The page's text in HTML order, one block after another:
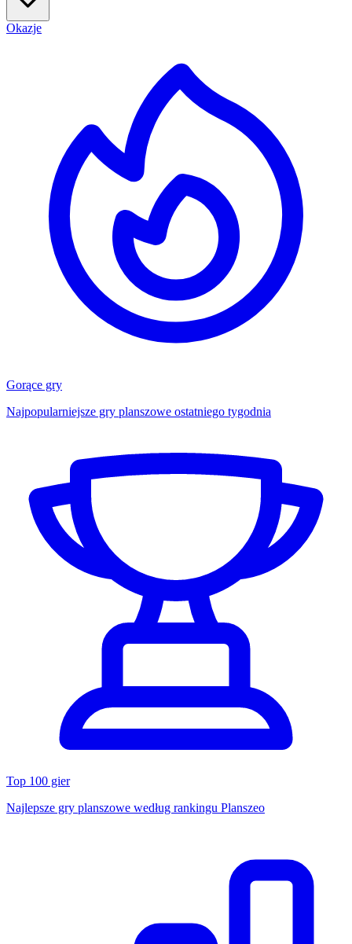
Okazje
Gorące gry
Najpopularniejsze gry planszowe ostatniego tygodnia
Top 100 gier
Najlepsze gry planszowe według rankingu Planszeo